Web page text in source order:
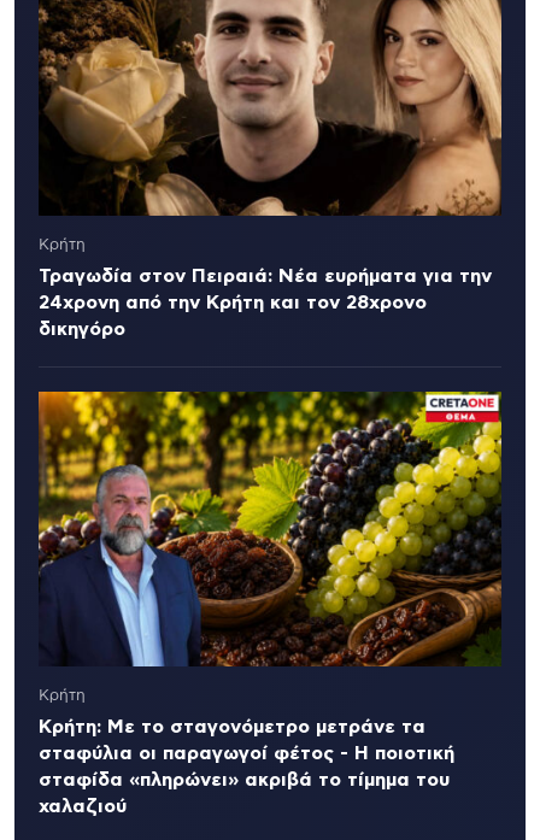
Κρήτη
Τραγωδία στον Πειραιά: Νέα ευρήματα για την
24χρονη από την Κρήτη και τον 28χρονο
δικηγόρο
Κρήτη
Κρήτη: Με το σταγονόμετρο μετράνε τα
σταφύλια οι παραγωγοί φέτος - Η ποιοτική
σταφίδα «πληρώνει» ακριβά το τίμημα του
χαλαζιού